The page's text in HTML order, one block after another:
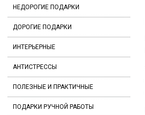
НЕДОРОГИЕ ПОДАРКИ
ДОРОГИЕ ПОДАРКИ
ИНТЕРЬЕРНЫЕ
АНТИСТРЕССЫ
ПОЛЕЗНЫЕ И ПРАКТИЧНЫЕ
ПОДАРКИ РУЧНОЙ РАБОТЫ